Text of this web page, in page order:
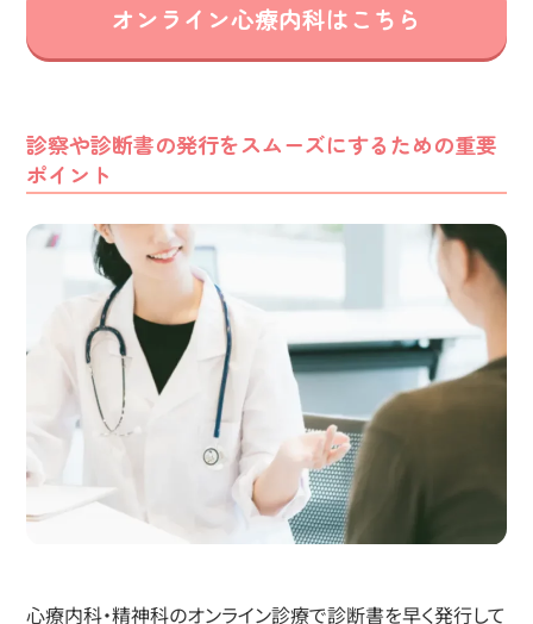
オンライン心療内科はこちら
診察や診断書の発行をスムーズにするための重要
ポイント
心療内科・精神科のオンライン診療で診断書を早く発行して